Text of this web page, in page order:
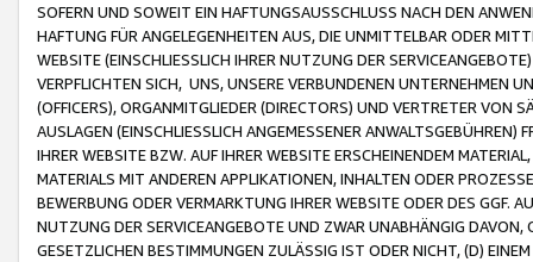
SOFERN UND SOWEIT EIN HAFTUNGSAUSSCHLUSS NACH DEN
HAFTUNG FÜR ANGELEGENHEITEN AUS, DIE UNMITTELBAR ODER
WEBSITE (EINSCHLIESSLICH IHRER NUTZUNG DER
VERPFLICHTEN SICH, UNS, UNSERE VERBUNDENEN UNTERNEHMEN
(OFFICERS), ORGANMITGLIEDER (DIRECTORS) UND VERTRETER VON
AUSLAGEN (EINSCHLIESSLICH ANGEMESSENER
IHRER WEBSITE BZW. AUF IHRER WEBSITE ERSCHEINENDEM
MATERIALS MIT ANDEREN APPLIKATIONEN, INHALTEN ODER
BEWERBUNG ODER VERMARKTUNG IHRER WEBSITE ODER DES GGF.
NUTZUNG DER SERVICEANGEBOTE UND ZWAR UNABHÄNGIG
GESETZLICHEN BESTIMMUNGEN ZULÄSSIG IST ODER NICHT, (D)